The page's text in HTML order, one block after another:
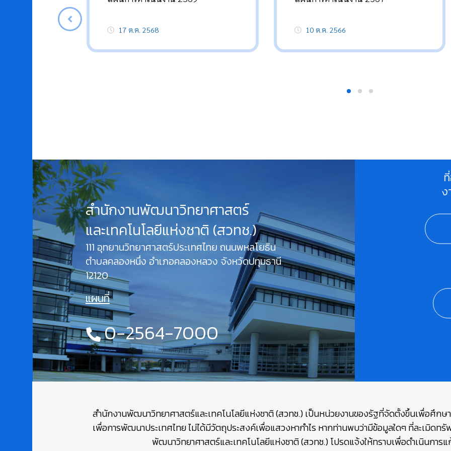
17 ต.ค. 2568 10 ต.ค. 2566
สำนักงานพัฒนาวิทยาศาสตร์
และเทคโนโลยีแห่งชาติ (สวทช.)
111 อุทยานวิทยาศาสตร์ประเทศไทย ถนนพหลโยธิน
ตำบลคลองหนึ่ง อำเภอคลองหลวง จังหวัดปทุมธานี
12120
แผนที่
0-2564-7000
สำนักงานพัฒนาวิทยาศาสตร์และเทคโนโลยีแห่งชาติ (สวทช.) เป็นหน่วยงานของรัฐที่จัดตั้งขึ้นเพื่อศึกษ
เพื่อการพัฒนาประเทศไทย ไม่ได้มีวัตถุประสงค์เพื่อแสวงหากำไร หากท่านพบว่ามีข้อมูลใดๆ ที่ละเมิด
พัฒนาวิทยาศาสตร์และเทคโนโลยีแห่งชาติ (สวทช.) โปรดแจ้งให้ทราบเพื่อดำเนินกา